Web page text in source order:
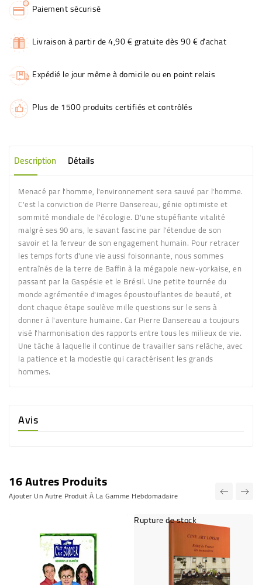
Paiement sécurisé
Livraison à partir de 4,90 € gratuite dès 90 € d'achat
Expédié le jour même à domicile ou en point relais
Plus de 1500 produits certifiés et contrôlés
Description Détails
Menacé par l'homme, l'environnement sera sauvé par l'homme.
C'est la conviction de Pierre Dansereau, génie optimiste et
sommité mondiale de l'écologie. D'une stupéfiante vitalité
malgré ses 90 ans, le savant fascine par l'étendue de son
savoir et la ferveur de son engagement humain. Pour retracer
les temps forts d'une vie aussi foisonnante, nous sommes
entraînés de la terre de Baffin à la mégapole new-yorkaise, en
passant par la Gaspésie et le Brésil. Une petite tournée du
monde agrémentée d'images époustouflantes de beauté, et
dont chaque étape soulève mille questions sur le sens à
donner à l'aventure humaine. Car Pierre Dansereau a toujours
visé l'harmonisation des rapports entre tous les milieux de vie.
Une tâche à laquelle il continue de travailler sans relâche, avec
la patience et la modestie qui caractérisent les grands
hommes.
Avis
16 Autres Produits
Ajouter Un Autre Produit À La Gamme Hebdomadaire
Rupture de stock